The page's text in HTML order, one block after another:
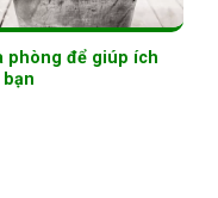
phòng để giúp ích